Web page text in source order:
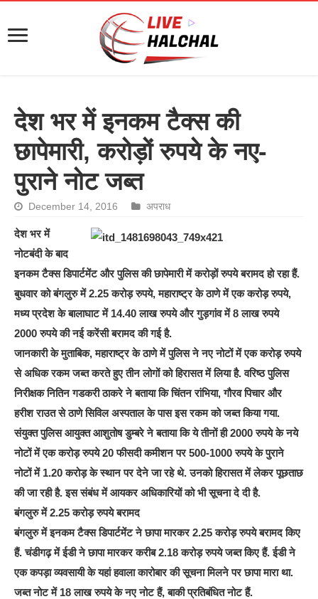
देश भर में इनकम टैक्स की
छापेमारी, करोड़ों रुपये के नए-
पुराने नोट जब्त
December 14, 2016 अपराध
देश भर में
नोटबंदी के बाद
इनकम टैक्स डिपार्टमेंट और पुलिस की छापेमारी में करोड़ों रुपये बरामद हो रहा हैं.
बुधवार को बंगलुरु में 2.25 करोड़ रुपये, महाराष्ट्र के ठाणे में एक करोड़ रुपये,
मध्य प्रदेश के बालाघाट में 14.40 लाख रुपये और गुड़गांव में 8 लाख रुपये
2000 रुपये की नई करेंसी बरामद की गई है.
जानकारी के मुताबिक, महाराष्ट्र के ठाणे में पुलिस ने नए नोटों में एक करोड़ रुपये
से अधिक रकम जब्त करते हुए तीन लोगों को हिरासत में लिया है. वरिष्ठ पुलिस
निरीक्षक नितिन गडकरी ठाकरे ने बताया कि चिंतन रांभिया, गौरव पिचार और
हरीश राउत से ठाणे सिविल अस्पताल के पास इस रकम को जब्त किया गया.
संयुक्त पुलिस आयुक्त आशुतोष डुम्बरे ने बताया कि ये तीनों ही 2000 रुपये के नये
नोटों में एक करोड़ रुपये 20 फीसदी कमीशन पर 500-1000 रुपये के पुराने
नोटों में 1.20 करोड़ के स्थान पर देने जा रहे थे. उनको हिरासत में लेकर पूछताछ
की जा रही है. इस संबंध में आयकर अधिकारियों को भी सूचना दे दी है.
बंगलुरु में 2.25 करोड़ रुपये बरामद
बंगलुरु में इनकम टैक्स डिपार्टमेंट ने छापा मारकर 2.25 करोड़ रुपये बरामद किए
हैं. चंडीगढ़ में ईडी ने छापा मारकर करीब 2.18 करोड़ रुपये जब्त किए हैं. ईडी ने
एक कपड़ा व्यवसायी के यहां हवाला कारोबार की सूचना मिलने पर छापा मारा था.
जब्त नोट में 18 लाख रुपये के नए नोट हैं, बाकी प्रतिबंधित नोट हैं.